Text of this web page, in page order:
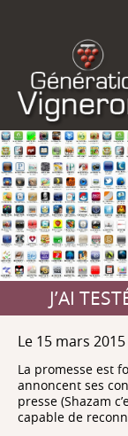
J’AI
Le 15 mars 2015
La promesse est
annoncent ses
presse (Shazam
capable de